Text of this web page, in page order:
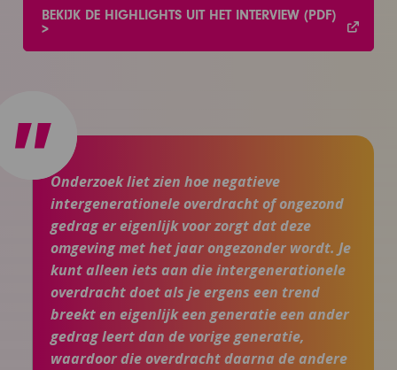
BEKIJK DE HIGHLIGHTS UIT HET INTERVIEW (PDF)
>
Onderzoek liet zien hoe negatieve
intergenerationele overdracht of ongezond
gedrag er eigenlijk voor zorgt dat deze
omgeving met het jaar ongezonder wordt. Je
kunt alleen iets aan die intergenerationele
overdracht doet als je ergens een trend
breekt en eigenlijk een generatie een ander
gedrag leert dan de vorige generatie,
waardoor die overdracht daarna de andere